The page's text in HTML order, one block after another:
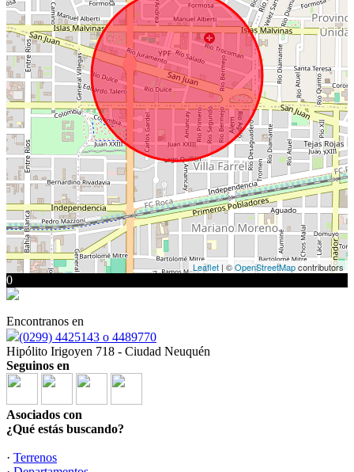
Leaflet | ©OpenStreetMapcontributors
0
Encontranos en
(0299) 4425143 o 4489770
Hipólito Irigoyen 718 - Ciudad Neuquén
Seguinos en
Asociados con
¿Qué estás buscando?
· Terrenos